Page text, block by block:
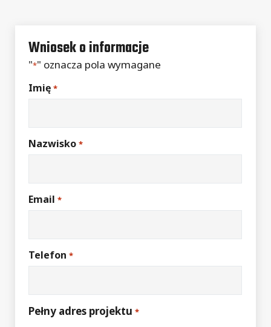
Wniosek o informacje
"*" oznacza pola wymagane
Imię *
Nazwisko *
Email *
Telefon *
Pełny adres projektu *